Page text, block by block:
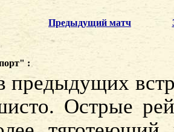
Предыдущий матч
:
предыдущих
Острые